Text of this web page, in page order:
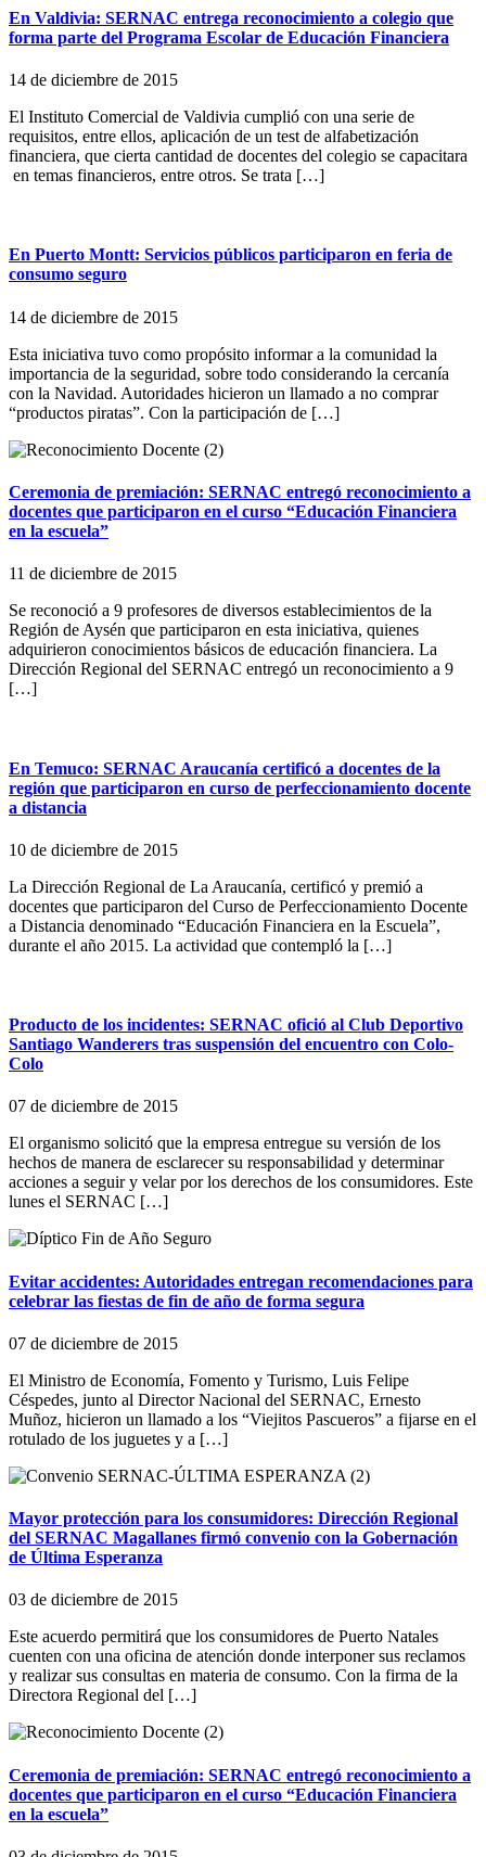
En Valdivia: SERNAC entrega reconocimiento a colegio que
forma parte del Programa Escolar de Educación Financiera
14 de diciembre de 2015
El Instituto Comercial de Valdivia cumplió con una serie de
requisitos, entre ellos, aplicación de un test de alfabetización
financiera, que cierta cantidad de docentes del colegio se capacitara
en temas financieros, entre otros. Se trata […]
En Puerto Montt: Servicios públicos participaron en feria de
consumo seguro
14 de diciembre de 2015
Esta iniciativa tuvo como propósito informar a la comunidad la
importancia de la seguridad, sobre todo considerando la cercanía
con la Navidad. Autoridades hicieron un llamado a no comprar
“productos piratas”. Con la participación de […]
Ceremonia de premiación: SERNAC entregó reconocimiento a
docentes que participaron en el curso “Educación Financiera
en la escuela”
11 de diciembre de 2015
Se reconoció a 9 profesores de diversos establecimientos de la
Región de Aysén que participaron en esta iniciativa, quienes
adquirieron conocimientos básicos de educación financiera. La
Dirección Regional del SERNAC entregó un reconocimiento a 9
[…]
En Temuco: SERNAC Araucanía certificó a docentes de la
región que participaron en curso de perfeccionamiento docente
a distancia
10 de diciembre de 2015
La Dirección Regional de La Araucanía, certificó y premió a
docentes que participaron del Curso de Perfeccionamiento Docente
a Distancia denominado “Educación Financiera en la Escuela”,
durante el año 2015. La actividad que contempló la […]
Producto de los incidentes: SERNAC ofició al Club Deportivo
Santiago Wanderers tras suspensión del encuentro con Colo-
Colo
07 de diciembre de 2015
El organismo solicitó que la empresa entregue su versión de los
hechos de manera de esclarecer su responsabilidad y determinar
acciones a seguir y velar por los derechos de los consumidores. Este
lunes el SERNAC […]
Evitar accidentes: Autoridades entregan recomendaciones para
celebrar las fiestas de fin de año de forma segura
07 de diciembre de 2015
El Ministro de Economía, Fomento y Turismo, Luis Felipe
Céspedes, junto al Director Nacional del SERNAC, Ernesto
Muñoz, hicieron un llamado a los “Viejitos Pascueros” a fijarse en el
rotulado de los juguetes y a […]
Mayor protección para los consumidores: Dirección Regional
del SERNAC Magallanes firmó convenio con la Gobernación
de Última Esperanza
03 de diciembre de 2015
Este acuerdo permitirá que los consumidores de Puerto Natales
cuenten con una oficina de atención donde interponer sus reclamos
y realizar sus consultas en materia de consumo. Con la firma de la
Directora Regional del […]
Ceremonia de premiación: SERNAC entregó reconocimiento a
docentes que participaron en el curso “Educación Financiera
en la escuela”